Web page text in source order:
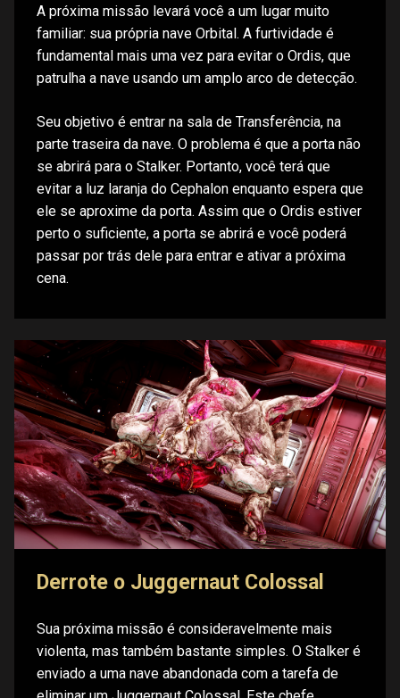
A próxima missão levará você a um lugar muito
familiar: sua própria nave Orbital. A furtividade é
fundamental mais uma vez para evitar o Ordis, que
patrulha a nave usando um amplo arco de detecção.
Seu objetivo é entrar na sala de Transferência, na
parte traseira da nave. O problema é que a porta não
se abrirá para o Stalker. Portanto, você terá que
evitar a luz laranja do Cephalon enquanto espera que
ele se aproxime da porta. Assim que o Ordis estiver
perto o suficiente, a porta se abrirá e você poderá
passar por trás dele para entrar e ativar a próxima
cena.
Derrote o Juggernaut Colossal
Sua próxima missão é consideravelmente mais
violenta, mas também bastante simples. O Stalker é
enviado a uma nave abandonada com a tarefa de